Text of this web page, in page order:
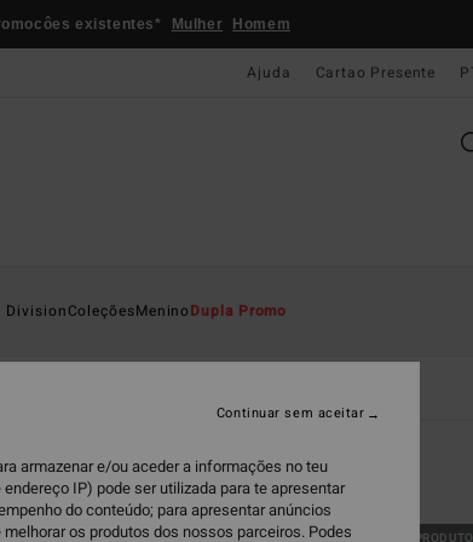
existentes* Mulher Homem
Ajuda Cartao Presente
DivisionColeçõesMeninoDupla Promo
NOVO PRODUTO NOVO PRODUTO
armazenar e/ou aceder a informações no teu
IP) pode ser utilizada para te apresentar
do conteúdo; para apresentar anúncios
os produtos dos nossos parceiros. Podes
Continuar sem aceitar